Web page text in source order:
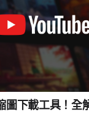
圖下載工具！全